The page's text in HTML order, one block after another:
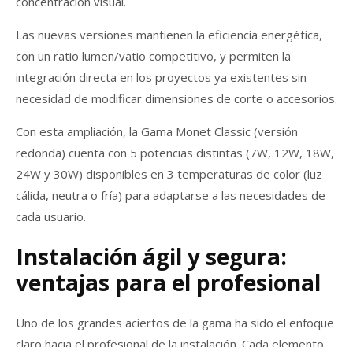
Las nuevas versiones mantienen la eficiencia energética,
con un ratio lumen/vatio competitivo, y permiten la
integración directa en los proyectos ya existentes sin
necesidad de modificar dimensiones de corte o accesorios.
Con esta ampliación, la Gama Monet Classic (versión
redonda) cuenta con 5 potencias distintas (7W, 12W, 18W,
24W y 30W) disponibles en 3 temperaturas de color (luz
cálida, neutra o fría) para adaptarse a las necesidades de
cada usuario.
Instalación ágil y segura:
ventajas para el profesional
Uno de los grandes aciertos de la gama ha sido el enfoque